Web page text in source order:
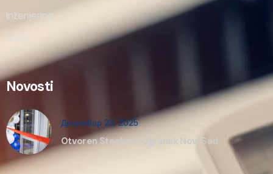
Inženjering
Shop
Novosti
Децембар 23, 2025
Otvoren Steelsoft Ogranak Novi Sad